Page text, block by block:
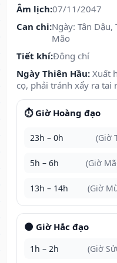
Âm lịch:07/11/2047
Can chi:Ngày: Tân
Mão
Tiết khí:Đông chí
Ngày Thiên Hầu: Xuất
cọ, phải tránh xẩy ra tai
⏱️ Giờ Hoàng đạo
23h – 0h (Giờ
5h – 6h (Giờ
13h – 14h (Giờ
🌑 Giờ Hắc đạo
1h – 2h (Giờ